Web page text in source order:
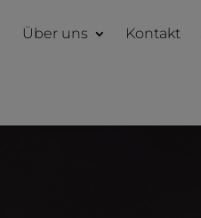
Über uns Kontakt